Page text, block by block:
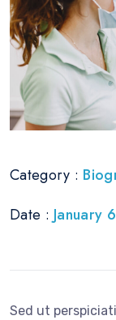
Category :
Date : January
Sed ut